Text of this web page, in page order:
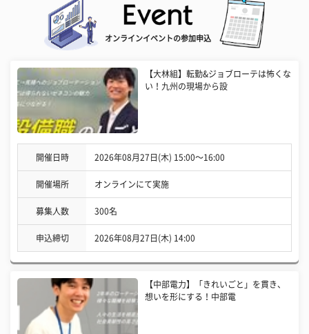
オンラインイベントの参加申込
【大林組】転勤&ジョブローテは怖くな
い！九州の現場から設
開催日時 2026年08月27日(木) 15:00〜16:00
開催場所 オンラインにて実施
募集人数 300名
申込締切 2026年08月27日(木) 14:00
【中部電力】「きれいごと」を貫き、
想いを形にする！中部電